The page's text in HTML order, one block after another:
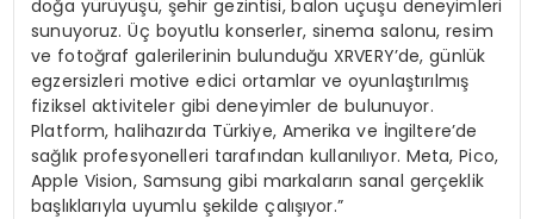
doğa yürüyüşü, şehir gezintisi, balon uçuşu deneyimleri
sunuyoruz. Üç boyutlu konserler, sinema salonu, resim
ve fotoğraf galerilerinin bulunduğu XRVERY’de, günlük
egzersizleri motive edici ortamlar ve oyunlaştırılmış
fiziksel aktiviteler gibi deneyimler de bulunuyor.
Platform, halihazırda Türkiye, Amerika ve İngiltere’de
sağlık profesyonelleri tarafından kullanılıyor. Meta, Pico,
Apple Vision, Samsung gibi markaların sanal gerçeklik
başlıklarıyla uyumlu şekilde çalışıyor.”